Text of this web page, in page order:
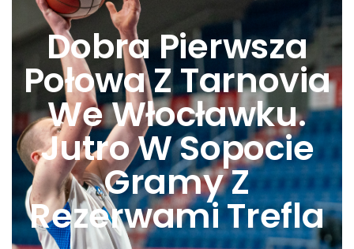
Dobra Pierwsza
Połowa Z Tarnovia
We Włocławku.
Jutro W Sopocie
Gramy Z
Rezerwami Trefla